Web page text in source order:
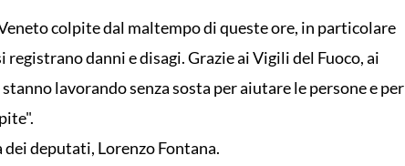
colpite dal maltempo di queste ore, in particolare
danni e disagi. Grazie ai Vigili del Fuoco, ai
lavorando senza sosta per aiutare le persone e per
deputati, Lorenzo Fontana.